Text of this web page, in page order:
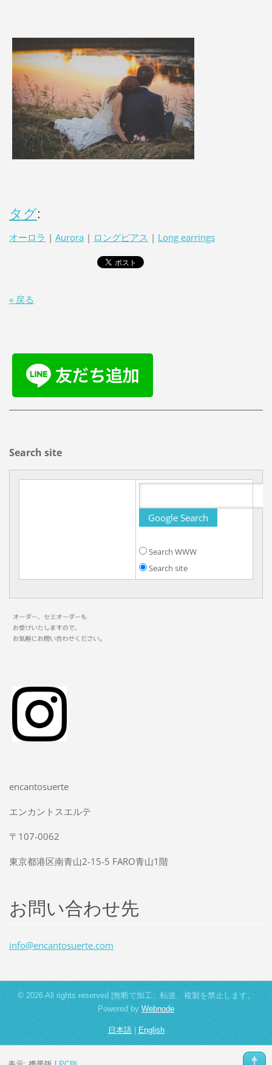
タグ:
オーロラ | Aurora | ロングピアス | Long earrings
« 戻る
Search site
Search WWW
Search site
encantosuerte
エンカントスエルテ
〒107-0062
東京都港区南青山2-15-5 FARO青山1階
お問い合わせ先
info@encantosuerte.com
© 2026 All rights reserved.|無断で加工、転送、複製を禁止します。
Powered byWebnode
日本語|English